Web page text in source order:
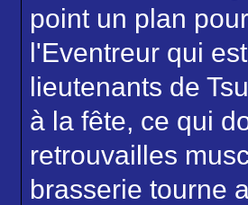
point un plan
l'Eventreur qui
lieutenants de
à la fête, ce qui
retrouvailles
brasserie tourne